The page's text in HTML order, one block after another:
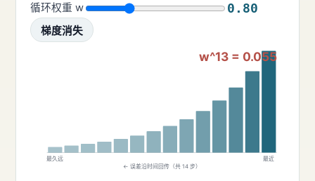
循环权重 w 0.80
梯度消失
最久远
最近
← 误差沿时间回传（共 14 步）
w^13 = 0.055